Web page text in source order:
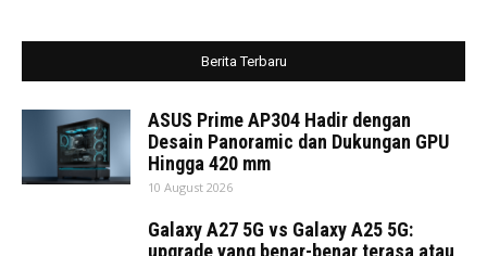
Berita Terbaru
ASUS Prime AP304 Hadir dengan
Desain Panoramic dan Dukungan GPU
Hingga 420 mm
10 August 2026
Galaxy A27 5G vs Galaxy A25 5G:
upgrade yang benar-benar terasa atau